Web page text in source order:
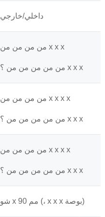
داخلي/خارجي
من من من من x x x
من من من من من ؟ x x x
من من من من x x x x
من من من من من ؟ x x x
من من من من x x x x
من من من من من ؟ x x x
شو x 90 مم (، x x x بوصة)